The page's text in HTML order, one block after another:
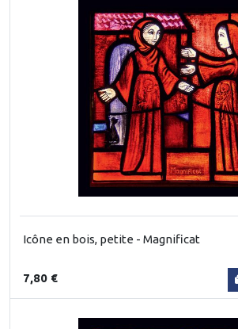
Icône en bois, petite - Magnificat
7,80 €